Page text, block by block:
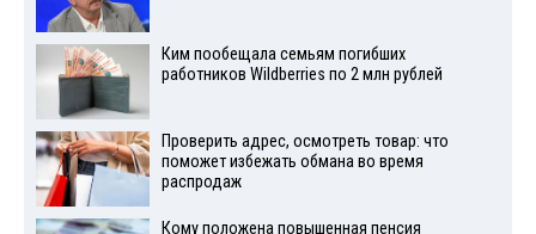
Ким пообещала семьям погибших
работников Wildberries по 2 млн рублей
Проверить адрес, осмотреть товар: что
поможет избежать обмана во время
распродаж
Кому положена повышенная пенсия